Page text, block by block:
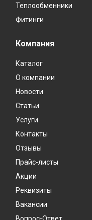
Теплообменники
Фитинги
Компания
Каталог
О компании
Новости
Статьи
Услуги
Контакты
Отзывы
Прайс-листы
Акции
Реквизиты
Вакансии